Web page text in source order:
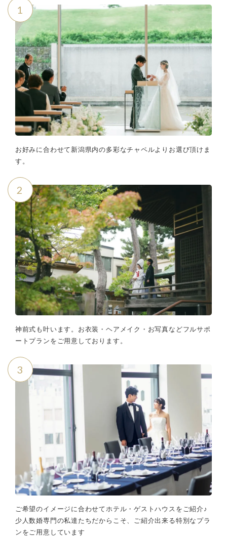
1
お好みに合わせて新潟県内の多彩なチャペルよりお選び頂けま
す。
2
神前式も叶います。お衣装・ヘアメイク・お写真などフルサポ
ートプランをご用意しております。
3
ご希望のイメージに合わせてホテル・ゲストハウスをご紹介♪
少人数婚専門の私達たちだからこそ、ご紹介出来る特別なプラ
ンをご用意しています